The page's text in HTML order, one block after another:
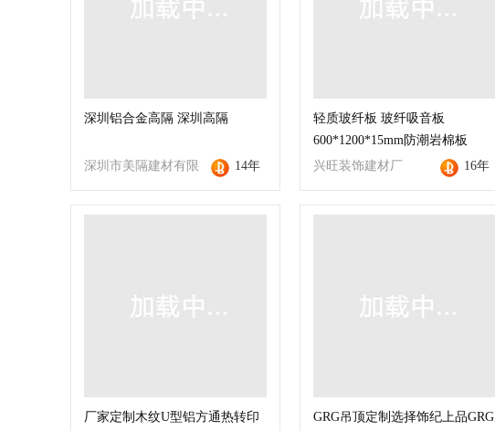
深圳铝合金高隔 深圳高隔
深圳市美隔建材有限
公司
14年
轻质玻纤板 玻纤吸音板
600*1200*15mm防潮岩棉板
兴旺装饰建材厂
16年
厂家定制木纹U型铝方通热转印
GRG吊顶定制选择饰纪上品GRG